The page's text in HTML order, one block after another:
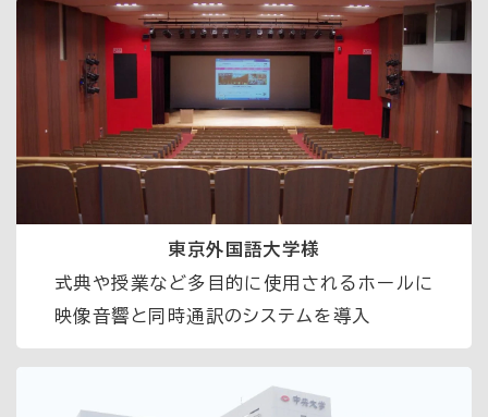
東京外国語大学様
式典や授業など多目的に使用されるホールに
映像音響と同時通訳のシステムを導入